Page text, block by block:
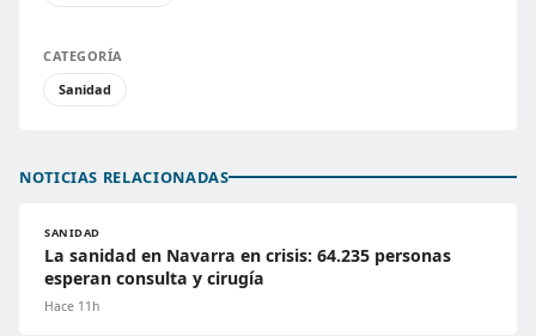
CATEGORÍA
Sanidad
NOTICIAS RELACIONADAS
SANIDAD
La sanidad en Navarra en crisis: 64.235 personas
esperan consulta y cirugía
Hace 11h